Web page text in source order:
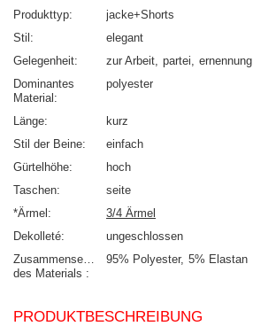
Produkttyp
jacke+Shorts
Stil
elegant
Gelegenheit
zur Arbeit partei
ernennung
Dominantes
Material
polyester
Länge
kurz
Stil der Beine
einfach
Gürtelhöhe
hoch
Taschen
seite
*Ärmel
3/4 Ärmel
Dekolleté
ungeschlossen
Zusammensetzung
des Materials
95% Polyester 5% Elastan
PRODUKTBESCHREIBUNG